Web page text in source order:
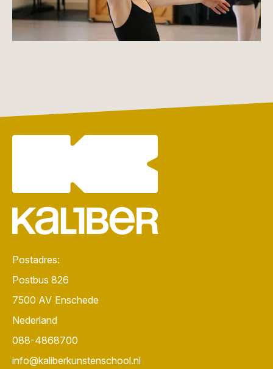
Postadres:
Postbus 826
7500 AV Enschede
Nederland
088-4868700
info@kaliberkunstenschool.nl